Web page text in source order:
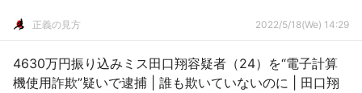
正義の見方 2022/5/18(We) 14:29
4630万円振り込みミス田口翔容疑者（24）を“電子計算
機使用詐欺”疑いで逮捕 | 誰も欺いていないのに | 田口翔